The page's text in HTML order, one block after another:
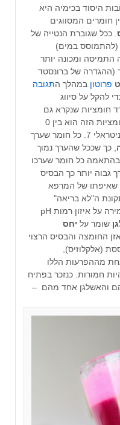
היסוד בכימיה היא
חומרים המסווגים
. ככל שגוברת הנטייה של
(להתמוסס במים)
התמיסה ומכונה יותר
(ההגדרה של ברונסטד
פרוטון במהלך התגובה
להקל על סיווג
חומציות שנקרא גם
. התחום השכיח במדד החומציות הזה הוא בין 0
ל-14, ומים מקבלים בו את הערך הניטראלי 7. כל חומר שערך
, כך שככל שהערך נמוך
כל חומר שערכו
גבוה יותר כך הבסיס
שאיפתו של המרפא
ה"לא בריאה"
שמירה על איזון רמות pH
שומר על יחס
החומצה והבסיס הרצוי
(אלקלוזיס),
מההפרעות הללו
חמורות. כנזכר בפתיח
והאשלגן אחד מהם –